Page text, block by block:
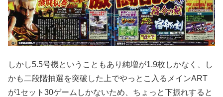
しかし5.5号機ということもあり純増が1.9枚しかなく、し
かも二段階抽選を突破した上でやっとこ入るメインART
が1セット 30ゲームしかないため、ちょっと下振れすると